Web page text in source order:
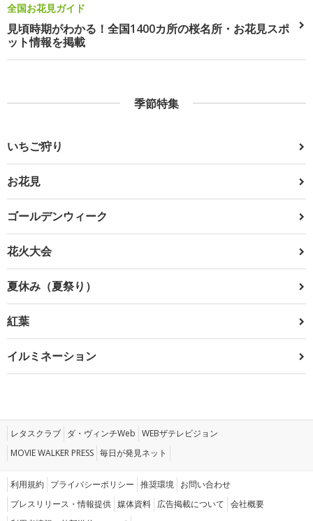
全国お花見ガイド
見頃時期がわかる！全国1400カ所の桜名所・お花見スポ
ット情報を掲載
季節特集
いちご狩り
お花見
ゴールデンウィーク
花火大会
夏休み（夏祭り）
紅葉
イルミネーション
レタスクラブ ダ・ヴィンチWeb WEBザテレビジョン
MOVIE WALKER PRESS 毎日が発見ネット
利用規約 プライバシーポリシー 推奨環境 お問い合わせ
プレスリリース・情報提供 媒体資料 広告掲載について 会社概要